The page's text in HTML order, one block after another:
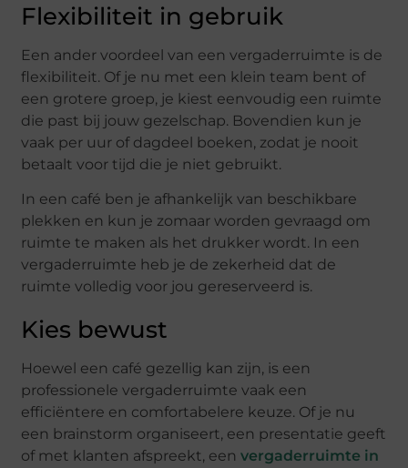
Flexibiliteit in gebruik
Een ander voordeel van een vergaderruimte is de
flexibiliteit. Of je nu met een klein team bent of
een grotere groep, je kiest eenvoudig een ruimte
die past bij jouw gezelschap. Bovendien kun je
vaak per uur of dagdeel boeken, zodat je nooit
betaalt voor tijd die je niet gebruikt.
In een café ben je afhankelijk van beschikbare
plekken en kun je zomaar worden gevraagd om
ruimte te maken als het drukker wordt. In een
vergaderruimte heb je de zekerheid dat de
ruimte volledig voor jou gereserveerd is.
Kies bewust
Hoewel een café gezellig kan zijn, is een
professionele vergaderruimte vaak een
efficiëntere en comfortabelere keuze. Of je nu
een brainstorm organiseert, een presentatie geeft
of met klanten afspreekt, eenvergaderruimte in